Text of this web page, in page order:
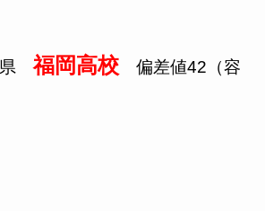
県福岡高校偏差値42 （容